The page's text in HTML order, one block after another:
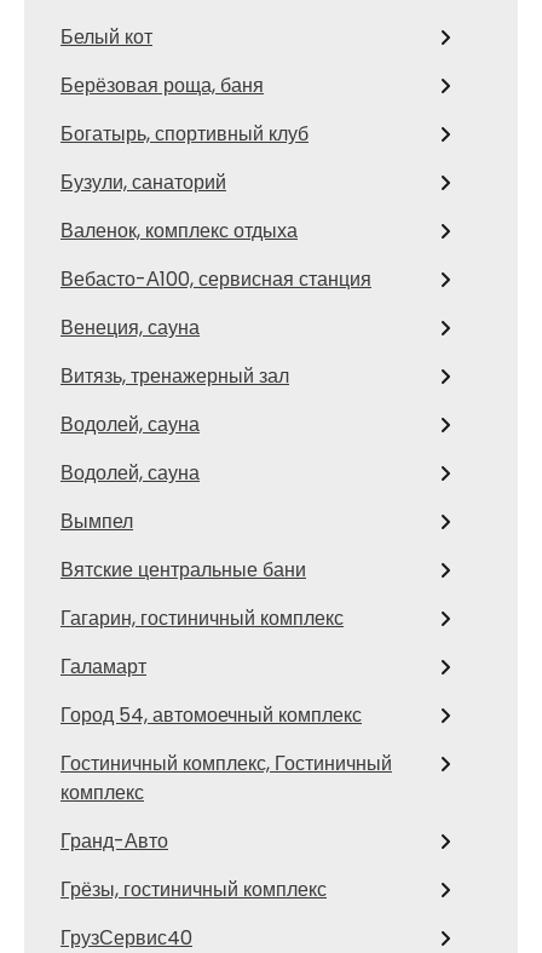
Белый кот
Берёзовая роща, баня
Богатырь, спортивный клуб
Бузули, санаторий
Валенок, комплекс отдыха
Вебасто-А100, сервисная станция
Венеция, сауна
Витязь, тренажерный зал
Водолей, сауна
Водолей, сауна
Вымпел
Вятские центральные бани
Гагарин, гостиничный комплекс
Галамарт
Город 54, автомоечный комплекс
Гостиничный комплекс, Гостиничный
комплекс
Гранд-Авто
Грёзы, гостиничный комплекс
ГрузСервис40